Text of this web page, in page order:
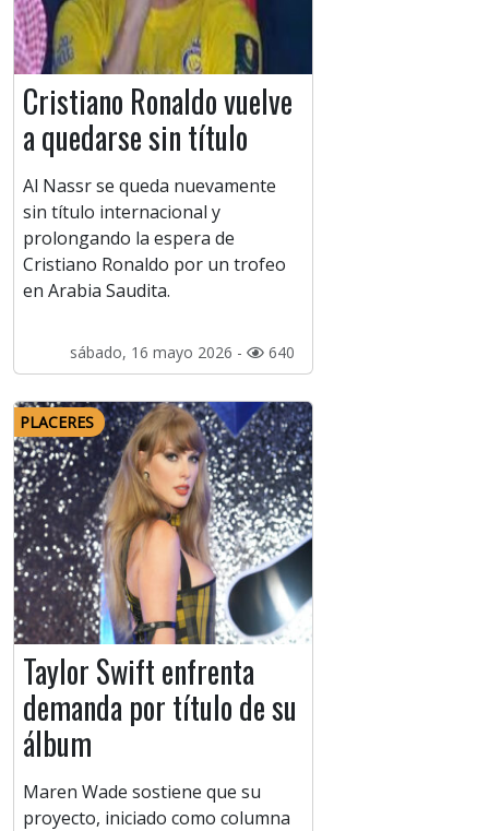
Cristiano Ronaldo vuelve
a quedarse sin título
Al Nassr se queda nuevamente
sin título internacional y
prolongando la espera de
Cristiano Ronaldo por un trofeo
en Arabia Saudita.
sábado, 16 mayo 2026 - 640
PLACERES
Taylor Swift enfrenta
demanda por título de su
álbum
Maren Wade sostiene que su
proyecto, iniciado como columna